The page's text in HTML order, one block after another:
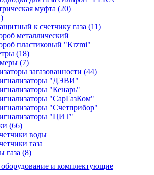
муфта (20)
к счетчику газа (11)
металлический
пластиковый "Krzmi"
(18)
(7)
загазованности (44)
"ДЭВИ"
"Кенарь"
"СарГазКом"
"Счетприбор"
"ЦИТ"
(66)
воды
газа
газа (8)
оборудование и комплектующие